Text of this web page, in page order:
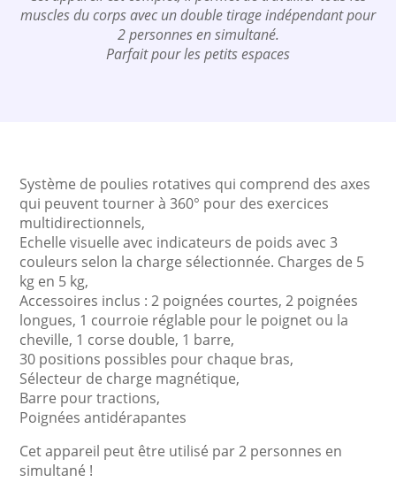
muscles du corps avec un double tirage indépendant pour
2 personnes en simultané.
Parfait pour les petits espaces
Système de poulies rotatives qui comprend des axes
qui peuvent tourner à 360° pour des exercices
multidirectionnels,
Echelle visuelle avec indicateurs de poids avec 3
couleurs selon la charge sélectionnée. Charges de 5
kg en 5 kg,
Accessoires inclus : 2 poignées courtes, 2 poignées
longues, 1 courroie réglable pour le poignet ou la
cheville, 1 corse double, 1 barre,
30 positions possibles pour chaque bras,
Sélecteur de charge magnétique,
Barre pour tractions,
Poignées antidérapantes
Cet appareil peut être utilisé par 2 personnes en
simultané !